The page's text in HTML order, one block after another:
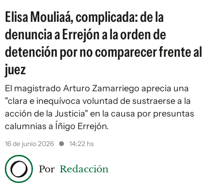
Elisa Mouliaá, complicada: de la
denuncia a Errejón a la orden de
detención por no comparecer frente al
juez
El magistrado Arturo Zamarriego aprecia una
"clara e inequívoca voluntad de sustraerse a la
acción de la Justicia" en la causa por presuntas
calumnias a Íñigo Errejón.
16 de junio 2026 14:22 hs
Por Redacción